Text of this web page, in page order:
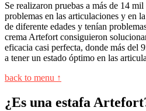
Se realizaron pruebas a más de 14
problemas en las articulaciones y en
de diferente edades y tenían
crema Artefort consiguieron
eficacia casi perfecta, donde más del
a tener un estado óptimo en las
back to menu ↑
¿Es una estafa